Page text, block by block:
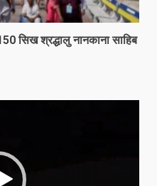
सिख श्रद्धालु नानकाना साहिब